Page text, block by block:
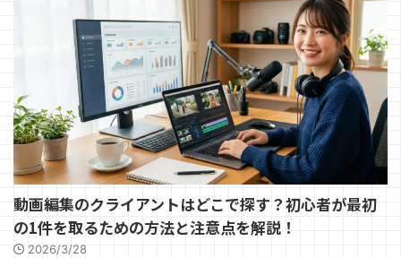
動画編集のクライアントはどこで探す？初心者が最初
の1件を取るための方法と注意点を解説！
2026/3/28